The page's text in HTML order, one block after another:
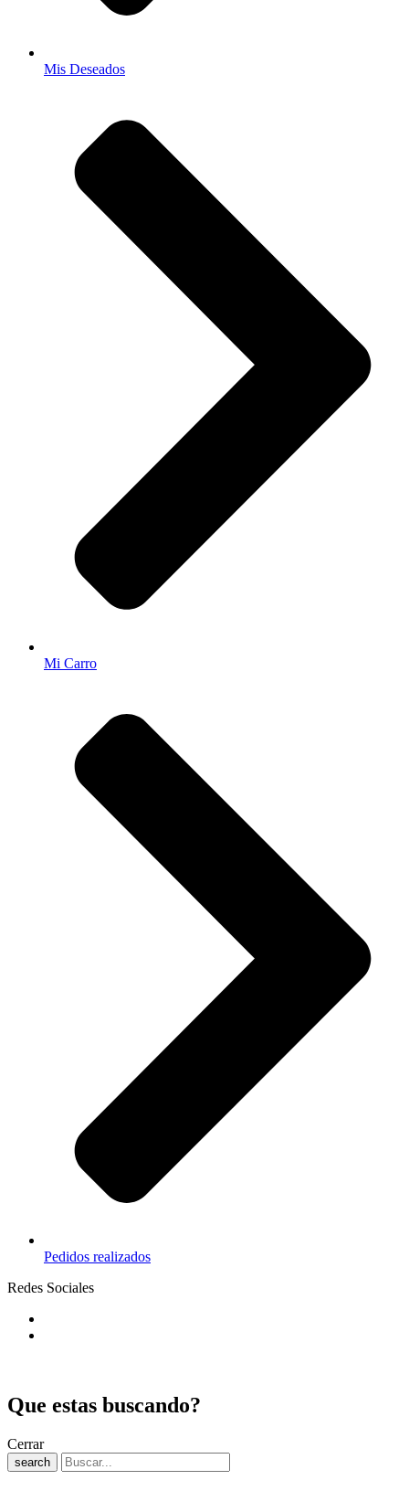
Mis Deseados
Mi Carro
Pedidos realizados
Redes Sociales
Que estas buscando?
Cerrar
search